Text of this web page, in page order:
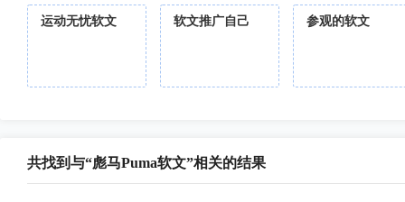
运动无忧软文 软文推广自己 参观的软文
共找到与“彪马Puma软文”相关的结果